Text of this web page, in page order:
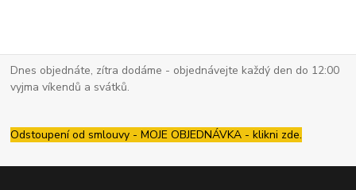
Dnes objednáte, zítra dodáme - objednávejte každý den do 12:00
vyjma víkendů a svátků.
Odstoupení od smlouvy - MOJE OBJEDNÁVKA - klikni zde.